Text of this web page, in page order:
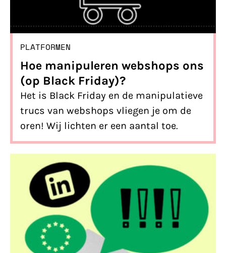
PLATFORMEN
Hoe manipuleren webshops ons
(op Black Friday)?
Het is Black Friday en de manipulatieve
trucs van webshops vliegen je om de
oren! Wij lichten er een aantal toe.